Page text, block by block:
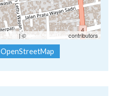
Leaflet | ©OpenStreetMap contributors
OpenStreetMap